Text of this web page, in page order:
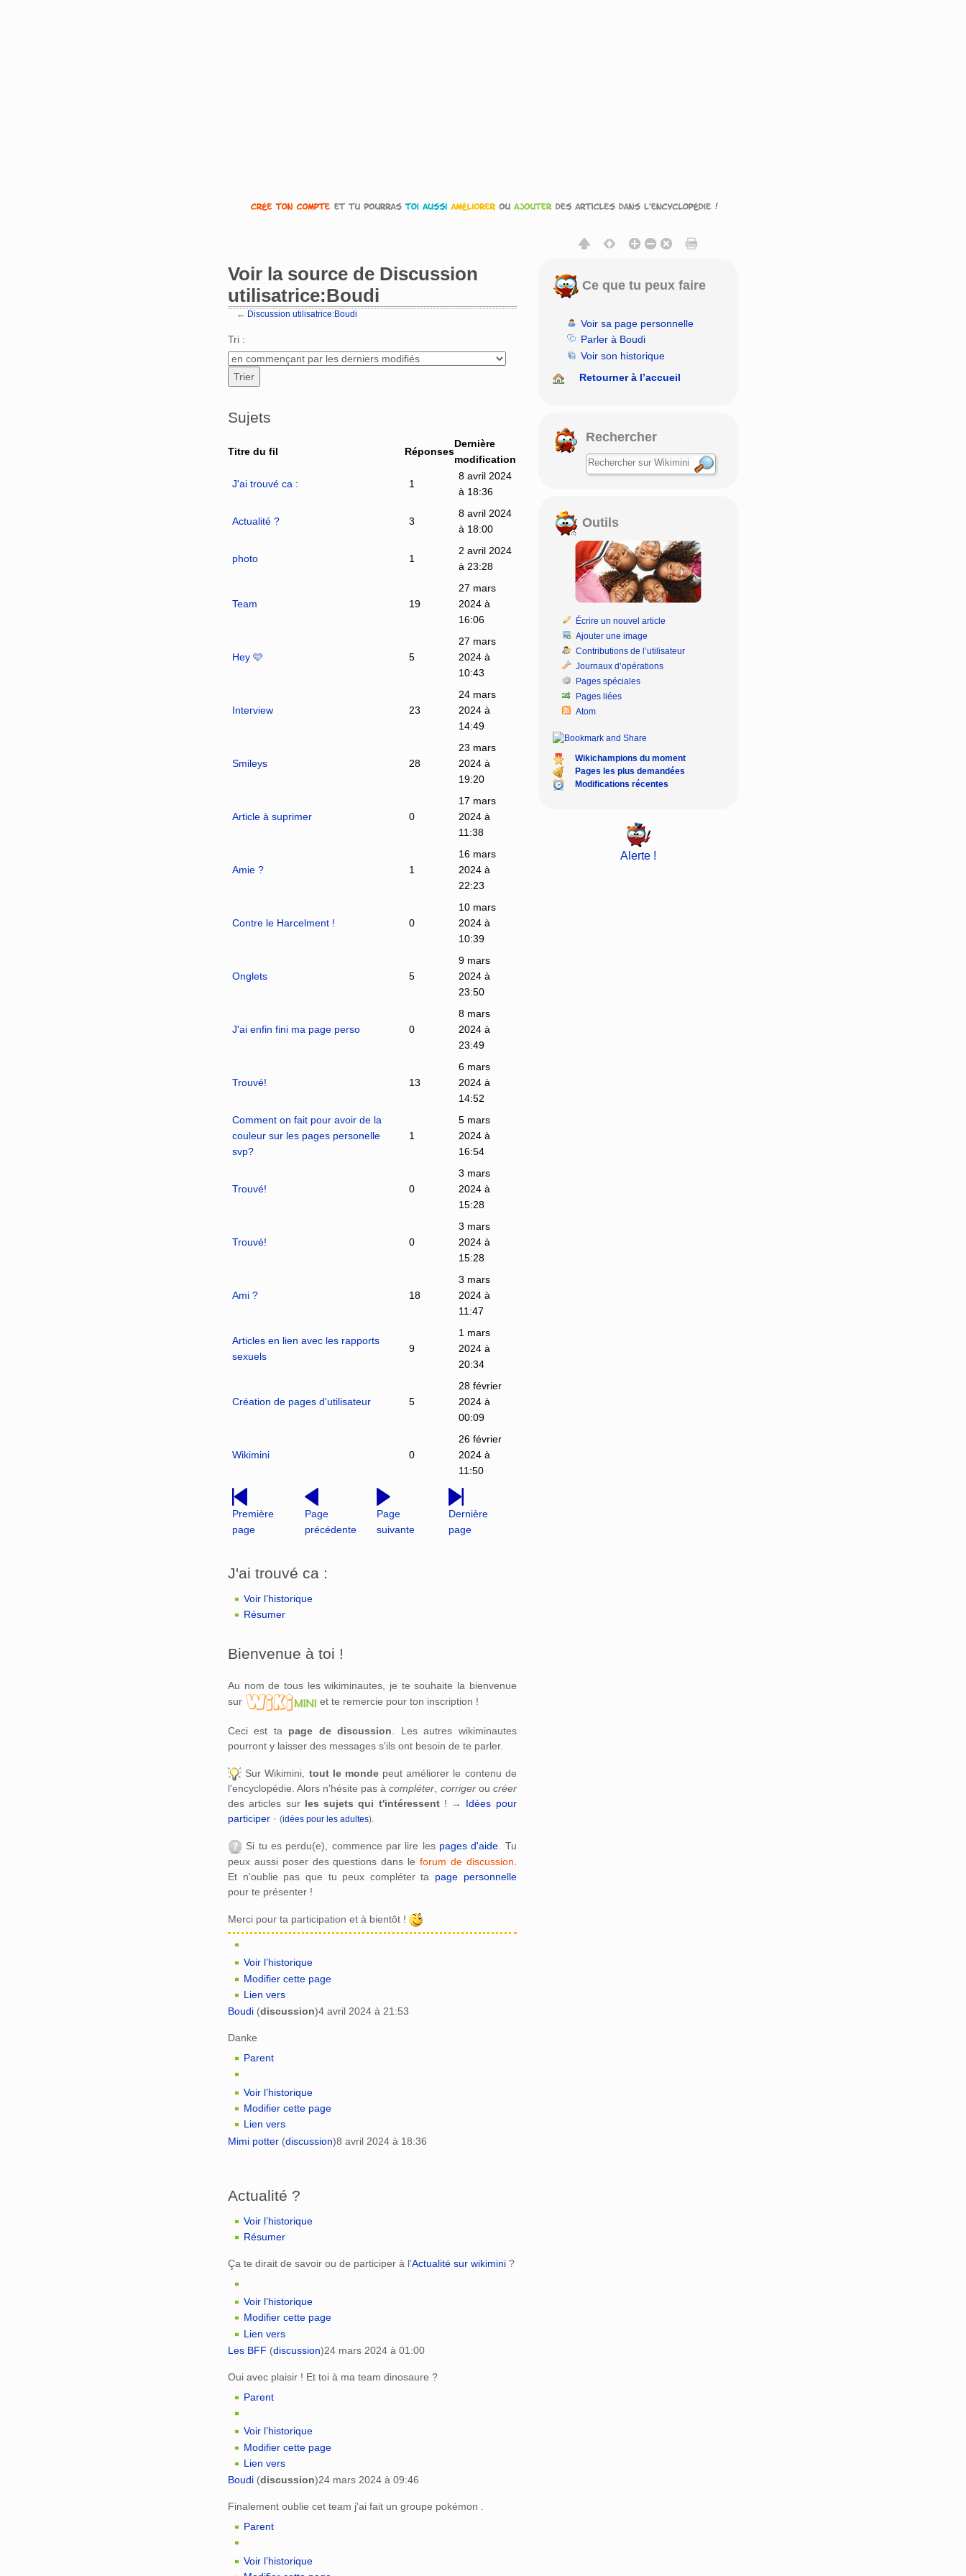
Voir la source de Discussion
utilisatrice:Boudi
← Discussion utilisatrice:Boudi
Tri :
Sujets
Titre du fil Réponses
Dernière
modification
J'ai trouvé ca : 1
8 avril 2024
à 18:36
Actualité ? 3
8 avril 2024
à 18:00
photo 1
2 avril 2024
à 23:28
Team 19
27 mars
2024 à
16:06
Hey 🩷 5
27 mars
2024 à
10:43
Interview 23
24 mars
2024 à
14:49
Smileys 28
23 mars
2024 à
19:20
Article à suprimer 0
17 mars
2024 à
11:38
Amie ? 1
16 mars
2024 à
22:23
Contre le Harcelment ! 0
10 mars
2024 à
10:39
Onglets 5
9 mars
2024 à
23:50
J'ai enfin fini ma page perso 0
8 mars
2024 à
23:49
Trouvé! 13
6 mars
2024 à
14:52
Comment on fait pour avoir de la
couleur sur les pages personelle
svp?
1
5 mars
2024 à
16:54
Trouvé! 0
3 mars
2024 à
15:28
Trouvé! 0
3 mars
2024 à
15:28
Ami ? 18
3 mars
2024 à
11:47
Articles en lien avec les rapports
sexuels
9
1 mars
2024 à
20:34
Création de pages d'utilisateur 5
28 février
2024 à
00:09
Wikimini 0
26 février
2024 à
11:50
Première
page
Page
précédente
Page
suivante
Dernière
page
J'ai trouvé ca :
Voir l’historique
Résumer
Bienvenue à toi !
Au nom de tous les wikiminautes, je te souhaite la bienvenue
sur
et te remercie pour ton inscription !
Ceci est ta page de discussion. Les autres wikiminautes
pourront y laisser des messages s'ils ont besoin de te parler.
Sur Wikimini, tout le mondepeut améliorer le contenu de
l'encyclopédie. Alors n'hésite pas àcompléter, corrigerou créer
des articles sur les sujets qui t'intéressent! → Idées pour
participer · (idées pour les adultes).
Si tu es perdu(e), commence par lire les pages d'aide. Tu
peux aussi poser des questions dans le forum de discussion
Et n'oublie pas que tu peux compléter ta page personnelle
pour te présenter !
Merci pour ta participation et à bientôt !
Voir l’historique
Modifier cette page
Lien vers
Boudi (discussion)4 avril 2024 à 21:53
Danke
Parent
Voir l’historique
Modifier cette page
Lien vers
Mimi potter (discussion)8 avril 2024 à 18:36
Actualité ?
Voir l’historique
Résumer
Ça te dirait de savoir ou de participer à l’Actualité sur wikimini ?
Voir l’historique
Modifier cette page
Lien vers
Les BFF (discussion)24 mars 2024 à 01:00
Oui avec plaisir ! Et toi à ma team dinosaure ?
Parent
Voir l’historique
Modifier cette page
Lien vers
Boudi (discussion)24 mars 2024 à 09:46
Finalement oublie cet team j'ai fait un groupe pokémon .
Parent
Voir l’historique
Ce que tu peux faire
Voir sa page personnelle
Parler à Boudi
Voir son historique
Retourner à l’accueil
Rechercher
Outils
Écrire un nouvel article
Ajouter une image
Contributions de l’utilisateur
Journaux d’opérations
Pages spéciales
Pages liées
Atom
Wikichampions du moment
Pages les plus demandées
Modifications récentes
Alerte !